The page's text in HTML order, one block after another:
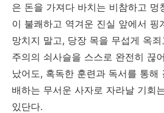
은 돈을 가져다 바치는 비참하고 멍
이 불쾌하고 역겨운 진실 앞에서 핑
망치지 말고, 당장 목을 무섭게 옥
주의의 쇠사슬을 스스로 완전히 끊
났어도, 혹독한 훈련과 독서를 통해
배하는 무서운 사자로 자라날 기회
있단다.